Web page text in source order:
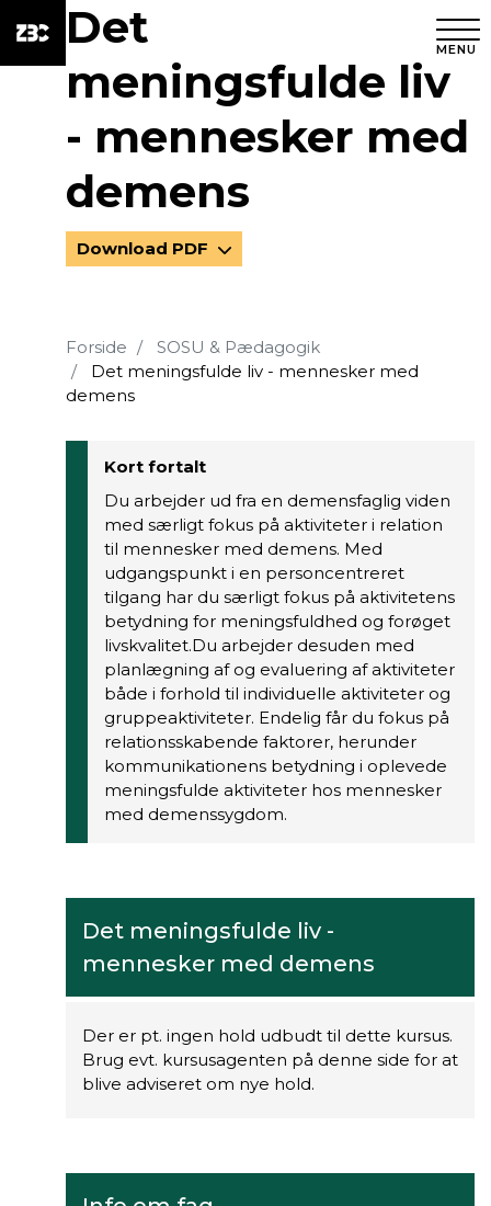
MENU
Det
meningsfulde liv
- mennesker med
demens
Download PDF
Forside
SOSU & Pædagogik
Det meningsfulde liv - mennesker med
demens
Kort fortalt
Du arbejder ud fra en demensfaglig viden
med særligt fokus på aktiviteter i relation
til mennesker med demens. Med
udgangspunkt i en personcentreret
tilgang har du særligt fokus på aktivitetens
betydning for meningsfuldhed og forøget
livskvalitet.Du arbejder desuden med
planlægning af og evaluering af aktiviteter
både i forhold til individuelle aktiviteter og
gruppeaktiviteter. Endelig får du fokus på
relationsskabende faktorer, herunder
kommunikationens betydning i oplevede
meningsfulde aktiviteter hos mennesker
med demenssygdom.
Det meningsfulde liv -
mennesker med demens
Der er pt. ingen hold udbudt til dette kursus.
Brug evt. kursusagenten på denne side for at
blive adviseret om nye hold.